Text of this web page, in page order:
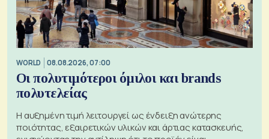
WORLD 08.08.2026, 07:00
Οι πολυτιμότεροι όμιλοι και brands
πολυτελείας
Η αυξημένη τιμή λειτουργεί ως ένδειξη ανώτερης
ποιότητας, εξαιρετικών υλικών και άρτιας κατασκευής,